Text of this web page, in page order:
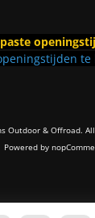
te
Outdoor & Offroad.
Powered by